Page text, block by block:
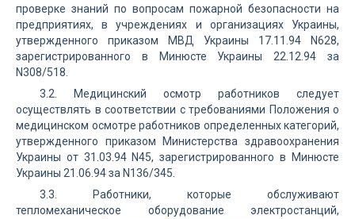
проверке знаний по вопросам пожарной безопасности на
предприятиях, в учреждениях и организациях Украины,
утвержденного приказом МВД Украины 17.11.94 N628,
зарегистрированного в Минюсте Украины 22.12.94 за
N308/518.
3.2. Медицинский осмотр работников следует
осуществлять в соответствии с требованиями Положения о
медицинском осмотре работников определенных категорий,
утвержденного приказом Министерства здравоохранения
Украины от 31.03.94 N45, зарегистрированного в Минюсте
Украины 21.06.94 за N136/345.
3.3. Работники, которые обслуживают
тепломеханическое оборудование электростанций,